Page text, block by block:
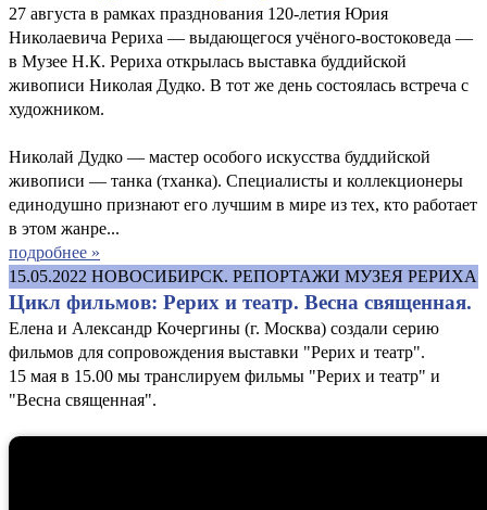
27 августа в рамках празднования 120-летия Юрия
Николаевича Рериха — выдающегося учёного-востоковеда —
в Музее Н.К. Рериха открылась выставка буддийской
живописи Николая Дудко. В тот же день состоялась встреча с
художником.
Николай Дудко — мастер особого искусства буддийской
живописи — танка (тханка). Специалисты и коллекционеры
единодушно признают его лучшим в мире из тех, кто работает
в этом жанре...
подробнее »
15.05.2022 НОВОСИБИРСК. РЕПОРТАЖИ МУЗЕЯ РЕРИХА
Цикл фильмов: Рерих и театр. Весна священная.
Елена и Александр Кочергины (г. Москва) создали серию
фильмов для сопровождения выставки "Рерих и театр".
15 мая в 15.00 мы транслируем фильмы "Рерих и театр" и
"Весна священная".